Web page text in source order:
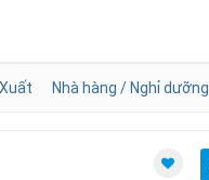
Nhà hàng / Nghỉ dưỡng